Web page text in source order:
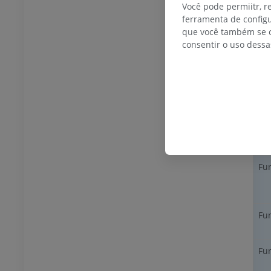
Você pode permiitr,
ferramenta de
que você também se
consentir o uso